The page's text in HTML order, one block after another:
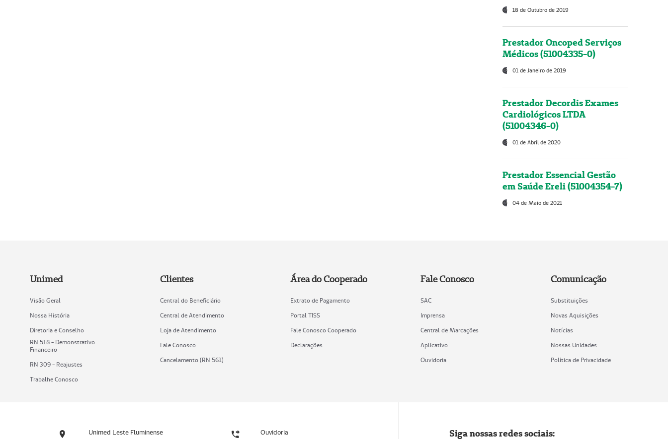
18 de Outubro de 2019
Prestador Oncoped Serviços
Médicos (51004335-0)
01 de Janeiro de 2019
Prestador Decordis Exames
Cardiológicos LTDA
(51004346-0)
01 de Abril de 2020
Prestador Essencial Gestão
em Saúde Ereli (51004354-7)
04 de Maio de 2021
Unimed
Visão Geral
Nossa História
Diretoria e Conselho
RN 518 - Demonstrativo
Financeiro
RN 309 - Reajustes
Trabalhe Conosco
Clientes
Central do Beneficiário
Central de Atendimento
Loja de Atendimento
Fale Conosco
Cancelamento (RN 561)
Área do Cooperado
Extrato de Pagamento
Portal TISS
Fale Conosco Cooperado
Declarações
Fale Conosco
SAC
Imprensa
Central de Marcações
Aplicativo
Ouvidoria
Comunicação
Substituições
Novas Aquisições
Notícias
Nossas Unidades
Política de Privacidade
Unimed Leste Fluminense Ouvidoria Siga nossas redes sociais: